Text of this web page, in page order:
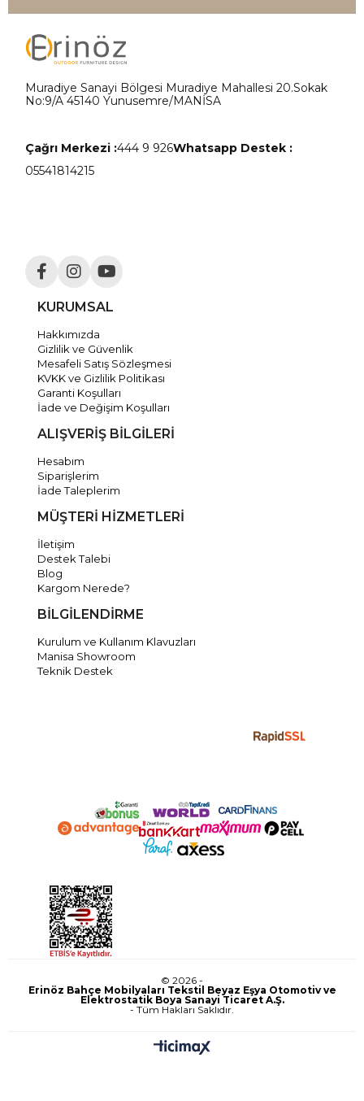
Muradiye Sanayi Bölgesi Muradiye Mahallesi 20.Sokak
No:9/A 45140 Yunusemre/MANİSA
Çağrı Merkezi :444 9 926Whatsapp Destek :
05541814215
KURUMSAL
Hakkımızda
Gizlilik ve Güvenlik
Mesafeli Satış Sözleşmesi
KVKK ve Gizlilik Politikası
Garanti Koşulları
İade ve Değişim Koşulları
ALIŞVERİŞ BİLGİLERİ
Hesabım
Siparişlerim
İade Taleplerim
MÜŞTERİ HİZMETLERİ
İletişim
Destek Talebi
Blog
Kargom Nerede?
BİLGİLENDİRME
Kurulum ve Kullanım Klavuzları
Manisa Showroom
Teknik Destek
© 2026 -
Erinöz Bahçe Mobilyaları Tekstil Beyaz Eşya Otomotiv ve
Elektrostatik Boya Sanayi Ticaret A.Ş.
- Tüm Hakları Saklıdır.